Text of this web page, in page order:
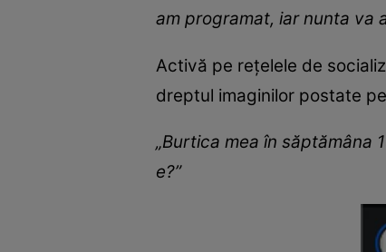
am programat, iar nunta va
Activă pe rețelele de
dreptul imaginilor postate
„Burtica mea în săptămâna
e?”